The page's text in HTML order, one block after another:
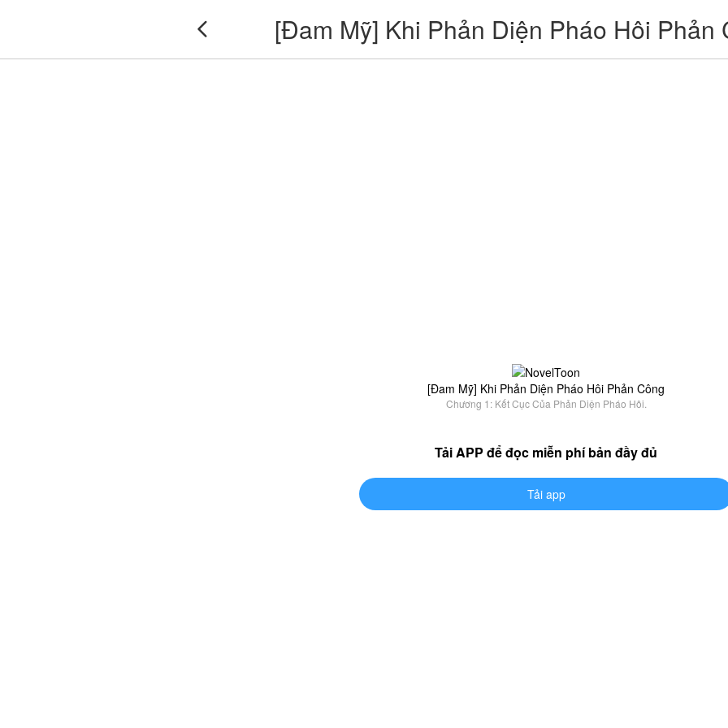
 [Đam Mỹ] Khi Phản Diện Pháo Hôi Phản
[Đam Mỹ] Khi Phản Diện Pháo Hôi Phản Công
Chương 1: Kết Cục Của Phản Diện Pháo Hôi.
Tải APP để đọc miễn phí bản đầy đủ
Tải app